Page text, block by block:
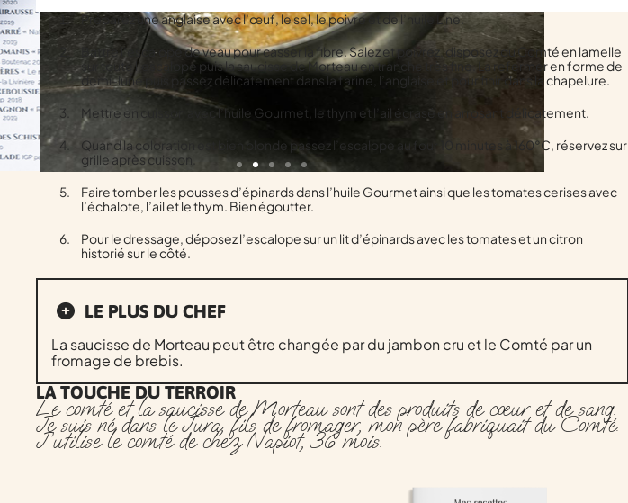
Préparez une anglaise avec l’œuf, le sel, le poivre et de l’huile Line.
Battre l’escalope de veau pour casser la fibre. Salez et poivrez, disposez du Comté en lamelle
sur toute l’escalope puis la saucisse de Morteau en tranche très fine. La refermer en forme de
demi-lune puis passez délicatement dans la farine, l’anglaise et pour finir dans la chapelure.
Mettre en cuisson avec l’huile Gourmet, le thym et l’ail écrasé en arrosant délicatement.
Quand la coloration est bien blonde passez l’escalope au four 10 minutes à 160°C, réservez sur
grille après cuisson.
Faire tomber les pousses d’épinards dans l’huile Gourmet ainsi que les tomates cerises avec
l’échalote, l’ail et le thym. Bien égoutter.
Pour le dressage, déposez l’escalope sur un lit d’épinards avec les tomates et un citron
historié sur le côté.
LE PLUS DU CHEF
La saucisse de Morteau peut être changée par du jambon cru et le Comté par un
fromage de brebis.
LA TOUCHE DU TERROIR
Le comté et la saucisse de Morteau sont des produits de cœur et de sang.
Je suis né dans le Jura, fils de fromager, mon père fabriquait du Comté.
J’utilise le comté de chez Napiot, 36 mois.